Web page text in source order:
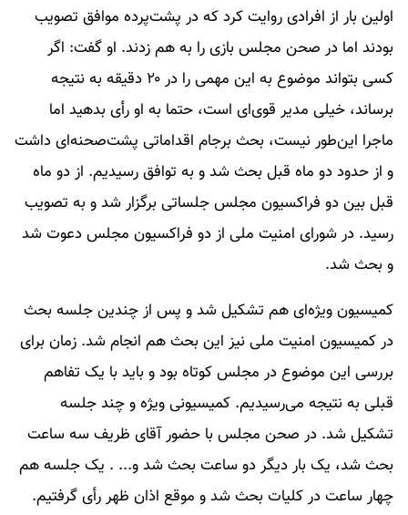
اولین بار از افرادی روایت کرد که در پشت‌پرده موافق تصویب
بودند اما در صحن مجلس بازی را به هم زدند. او گفت: اگر
کسی بتواند موضوع به این مهمی را در ۲۰ دقیقه به نتیجه
برساند، خیلی مدیر قوی‌ای است، حتما به او رأی بدهید‌ اما
ماجرا این‌طور نیست، بحث برجام اقداماتی پشت‌صحنه‌ای داشت
و از حدود دو ماه قبل بحث شد و به توافق رسیدیم. از دو ماه
قبل بین دو فراکسیون مجلس جلساتی برگزار شد و به تصویب
رسید. در شورای امنیت ملی از دو فراکسیون مجلس دعوت شد
و بحث شد.
کمیسیون ویژه‌ای هم تشکیل شد و پس از چندین جلسه بحث
در کمیسیون امنیت ملی نیز این بحث هم انجام شد. زمان برای
بررسی این موضوع در مجلس کوتاه بود و باید با یک تفاهم
قبلی به نتیجه می‌رسیدیم. کمیسیونی ویژه‌ و چند جلسه
تشکیل شد. در صحن مجلس با حضور آقای ظریف سه ساعت
بحث شد، یک بار دیگر دو ساعت بحث شد و‌... . یک جلسه هم
چهار ساعت در کلیات بحث شد و موقع اذان ظهر رأی گرفتیم.